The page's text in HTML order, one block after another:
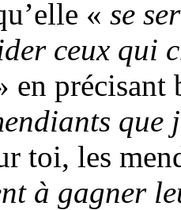
« se
ceux qui
en
que
toi, les
à gagner